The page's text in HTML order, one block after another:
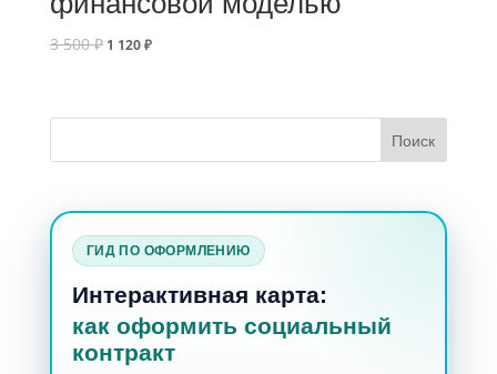
3 500₽ 1 120₽
ГИД ПО ОФОРМЛЕНИЮ
Интерактивная карта:
как оформить социальный
контракт